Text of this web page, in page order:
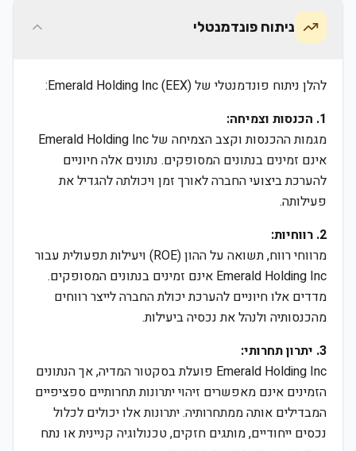
ניתוח פונדמנטלי
להלן ניתוח פונדמנטלי של Emerald Holding Inc (EEX):
1. הכנסות וצמיחה:
מגמות ההכנסות וקצב הצמיחה של Emerald Holding Inc
אינם זמינים בנתונים המסופקים. נתונים אלה חיוניים
להערכת ביצועי החברה לאורך זמן ויכולתה להגדיל את
פעילותה.
2. רווחיות:
מרווחי רווח, תשואה על ההון (ROE) ויעילות תפעולית עבור
Emerald Holding Inc אינם זמינים בנתונים המסופקים.
מדדים אלו חיוניים להערכת יכולת החברה לייצר רווחים
מהכנסותיה ולנהל את נכסיה ביעילות.
3. יתרון תחרותי:
Emerald Holding Inc פועלת בסקטור המדיה, אך הנתונים
הזמינים אינם מאפשרים זיהוי יתרונות תחרותיים ספציפיים
המבדילים אותה ממתחרותיה. יתרונות אלו יכולים לכלול
נכסים ייחודיים, מותגים חזקים, טכנולוגיה קניינית או נתח